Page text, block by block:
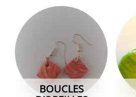
BOUCLES